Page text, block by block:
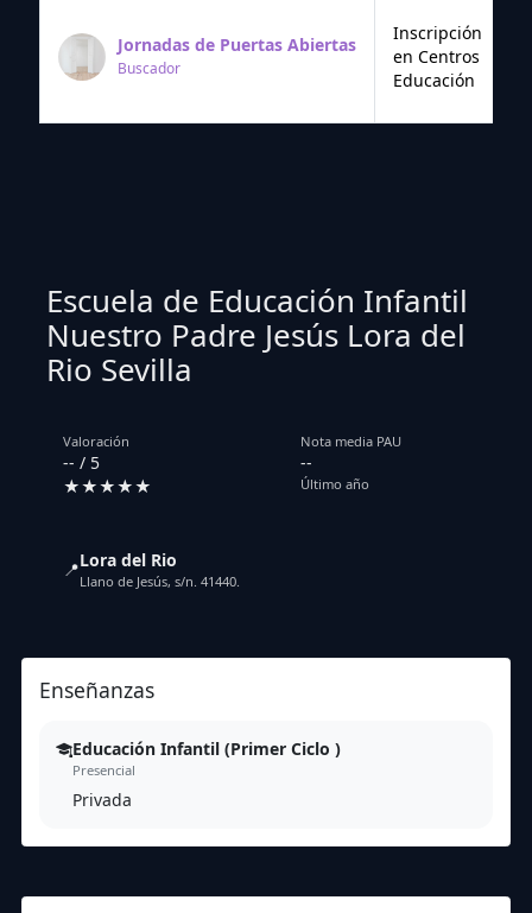
Jornadas de Puertas Abiertas
Buscador
Inscripción
en Centros
Educación
Escuela de Educación Infantil
Nuestro Padre Jesús Lora del
Rio Sevilla
Valoración
-- / 5
★★★★★
Nota media PAU
--
Último año
📍Lora del Rio
Llano de Jesús, s/n. 41440.
Enseñanzas
Educación Infantil (Primer Ciclo )
Presencial
Privada